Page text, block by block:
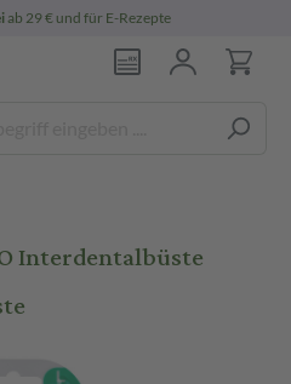
ab 29 € und für E-Rezepte
Interdentalbüste